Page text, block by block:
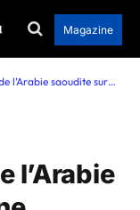
Magazine
sur la scène diplomatique mondiale
l’Arabie